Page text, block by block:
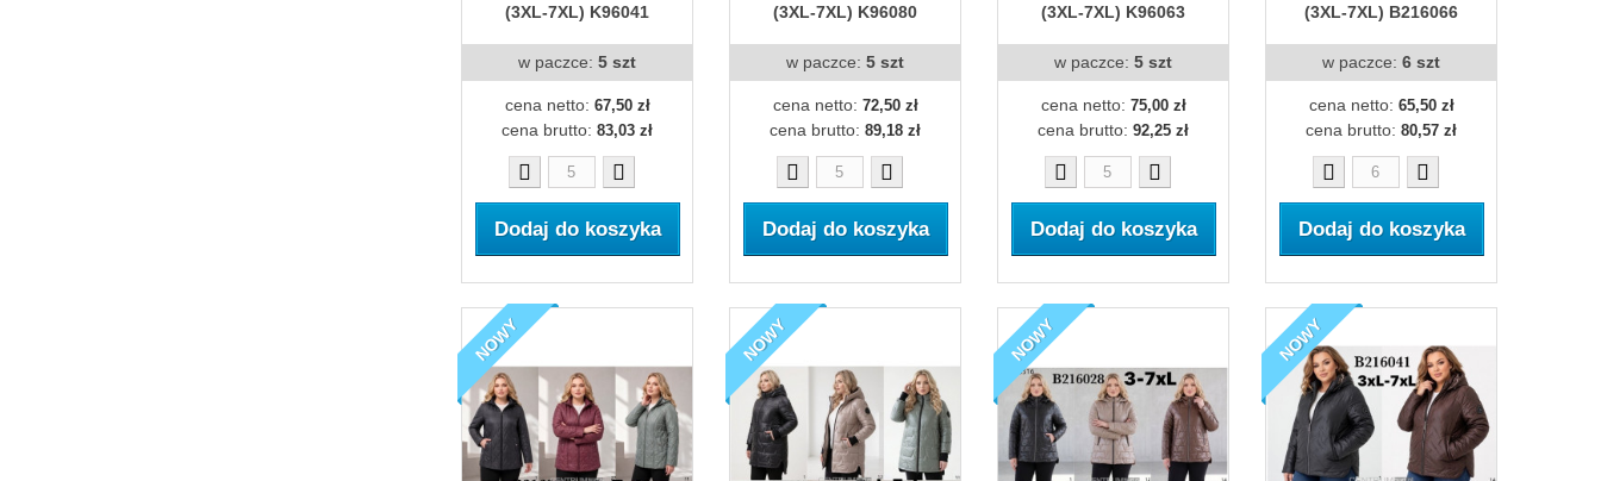
(3XL-7XL) K96041
w paczce: 5 szt
cena netto: 67,50 zł
cena brutto: 83,03 zł
Dodaj do koszyka
(3XL-7XL) K96080
w paczce: 5 szt
cena netto: 72,50 zł
cena brutto: 89,18 zł
Dodaj do koszyka
(3XL-7XL) K96063
w paczce: 5 szt
cena netto: 75,00 zł
cena brutto: 92,25 zł
Dodaj do koszyka
(3XL-7XL) B216066
w paczce: 6 szt
cena netto: 65,50 zł
cena brutto: 80,57 zł
Dodaj do koszyka
NOWY NOWY NOWY NOWY